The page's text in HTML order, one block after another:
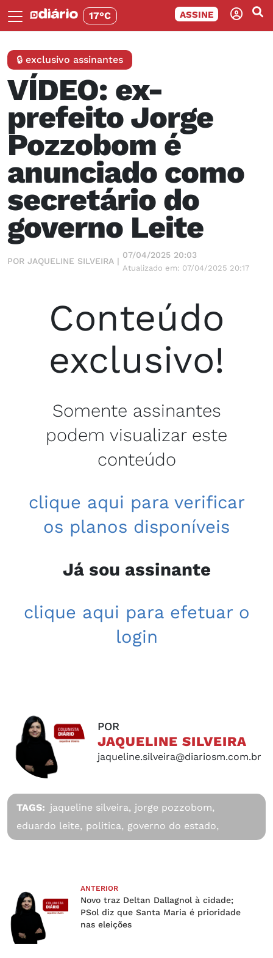
17°C ASSINE
🔒 exclusivo assinantes
VÍDEO: ex-
prefeito Jorge
Pozzobom é
anunciado como
secretário do
governo Leite
POR JAQUELINE SILVEIRA |
07/04/2025 20:03
Atualizado em: 07/04/2025 20:17
Conteúdo
exclusivo!
Somente assinantes
podem visualizar este
conteúdo
clique aqui para verificar
os planos disponíveis
Já sou assinante
clique aqui para efetuar o
login
POR
JAQUELINE SILVEIRA
jaqueline.silveira@diariosm.com.br
TAGS: jaqueline silveira, jorge pozzobom,
eduardo leite, politica, governo do estado,
ANTERIOR
Novo traz Deltan Dallagnol à cidade;
PSol diz que Santa Maria é prioridade
nas eleições